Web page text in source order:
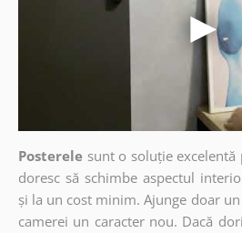
Posterele sunt o soluție
doresc să schimbe aspectul
și la un cost minim. Ajunge doar
camerei un caracter nou. Dacă